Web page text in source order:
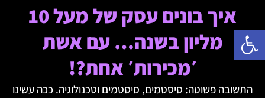
פתח סרגל נגישות
איך בונים עסק של מעל 10
מליון בשנה… עם אשת
׳מכירות׳ אחת?!
התשובה פשוטה: סיסטמים, סיסטמים וטכנולוגיה. ככה עשינו